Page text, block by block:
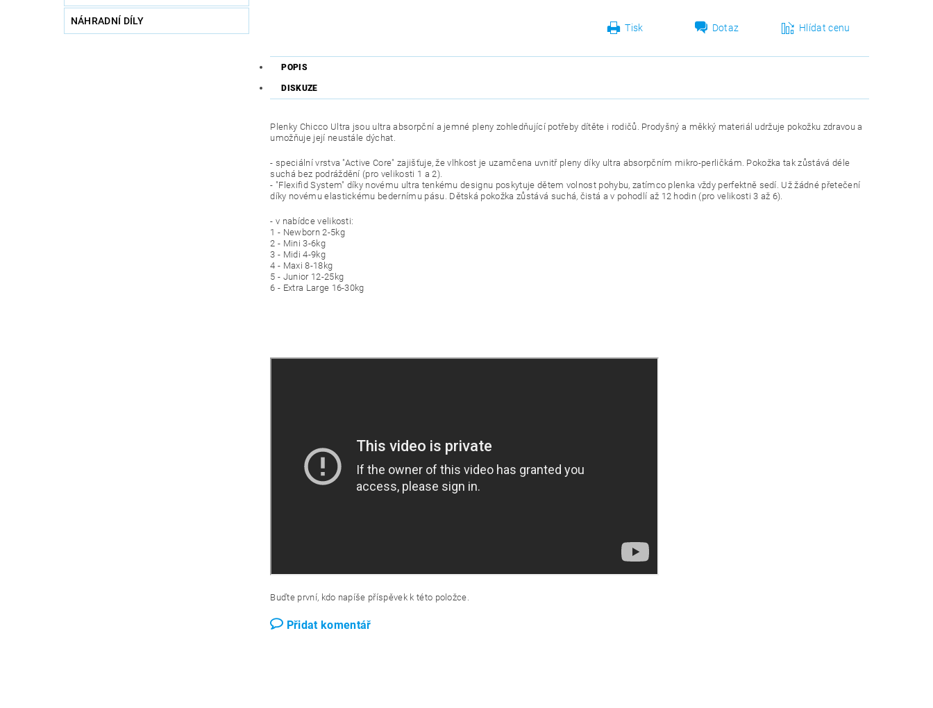
NÁHRADNÍ DÍLY
Tisk Dotaz Hlídat cenu
POPIS
DISKUZE
Plenky Chicco Ultra jsou ultra absorpční a jemné pleny zohledňující potřeby dítěte i rodičů. Prodyšný a měkký materiál udržuje pokožku zdravou a
umožňuje její neustále dýchat.
- speciální vrstva "Active Core" zajišťuje, že vlhkost je uzamčena uvnitř pleny díky ultra absorpčním mikro-perličkám. Pokožka tak zůstává déle
suchá bez podráždění (pro velikosti 1 a 2).
- "Flexifid System" díky novému ultra tenkému designu poskytuje dětem volnost pohybu, zatímco plenka vždy perfektně sedí. Už žádné přetečení
díky novému elastickému bedernímu pásu. Dětská pokožka zůstává suchá, čistá a v pohodlí až 12 hodin (pro velikosti 3 až 6).
- v nabídce velikosti:
1 - Newborn 2-5kg
2 - Mini 3-6kg
3 - Midi 4-9kg
4 - Maxi 8-18kg
5 - Junior 12-25kg
6 - Extra Large 16-30kg
Buďte první, kdo napíše příspěvek k této položce.
Přidat komentář